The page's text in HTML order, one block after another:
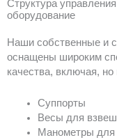
Структура
оборудование
Наши собственные и
оснащены широким
качества, включая,
Суппорты
Весы для
Манометры для